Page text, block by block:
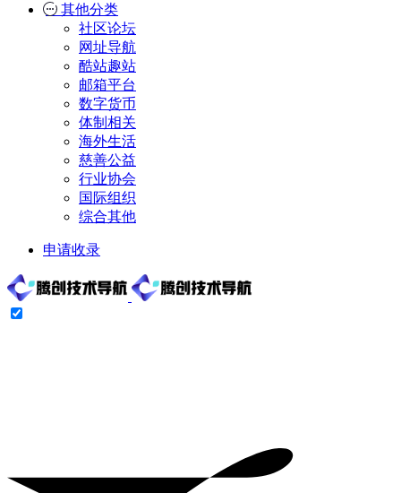
其他分类
社区论坛
网址导航
酷站趣站
邮箱平台
数字货币
体制相关
海外生活
慈善公益
行业协会
国际组织
综合其他
申请收录